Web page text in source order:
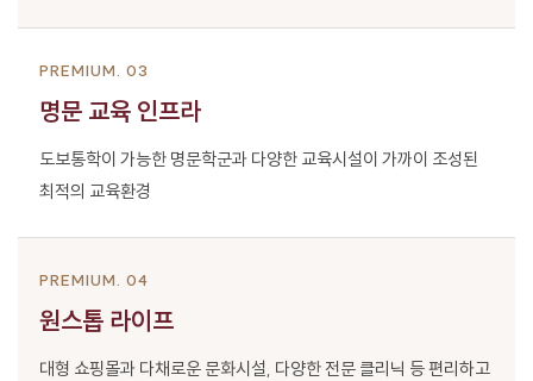
PREMIUM. 03
명문 교육 인프라
도보통학이 가능한 명문학군과 다양한 교육시설이 가까이 조성된
최적의 교육환경
PREMIUM. 04
원스톱 라이프
대형 쇼핑몰과 다채로운 문화시설, 다양한 전문 클리닉 등 편리하고